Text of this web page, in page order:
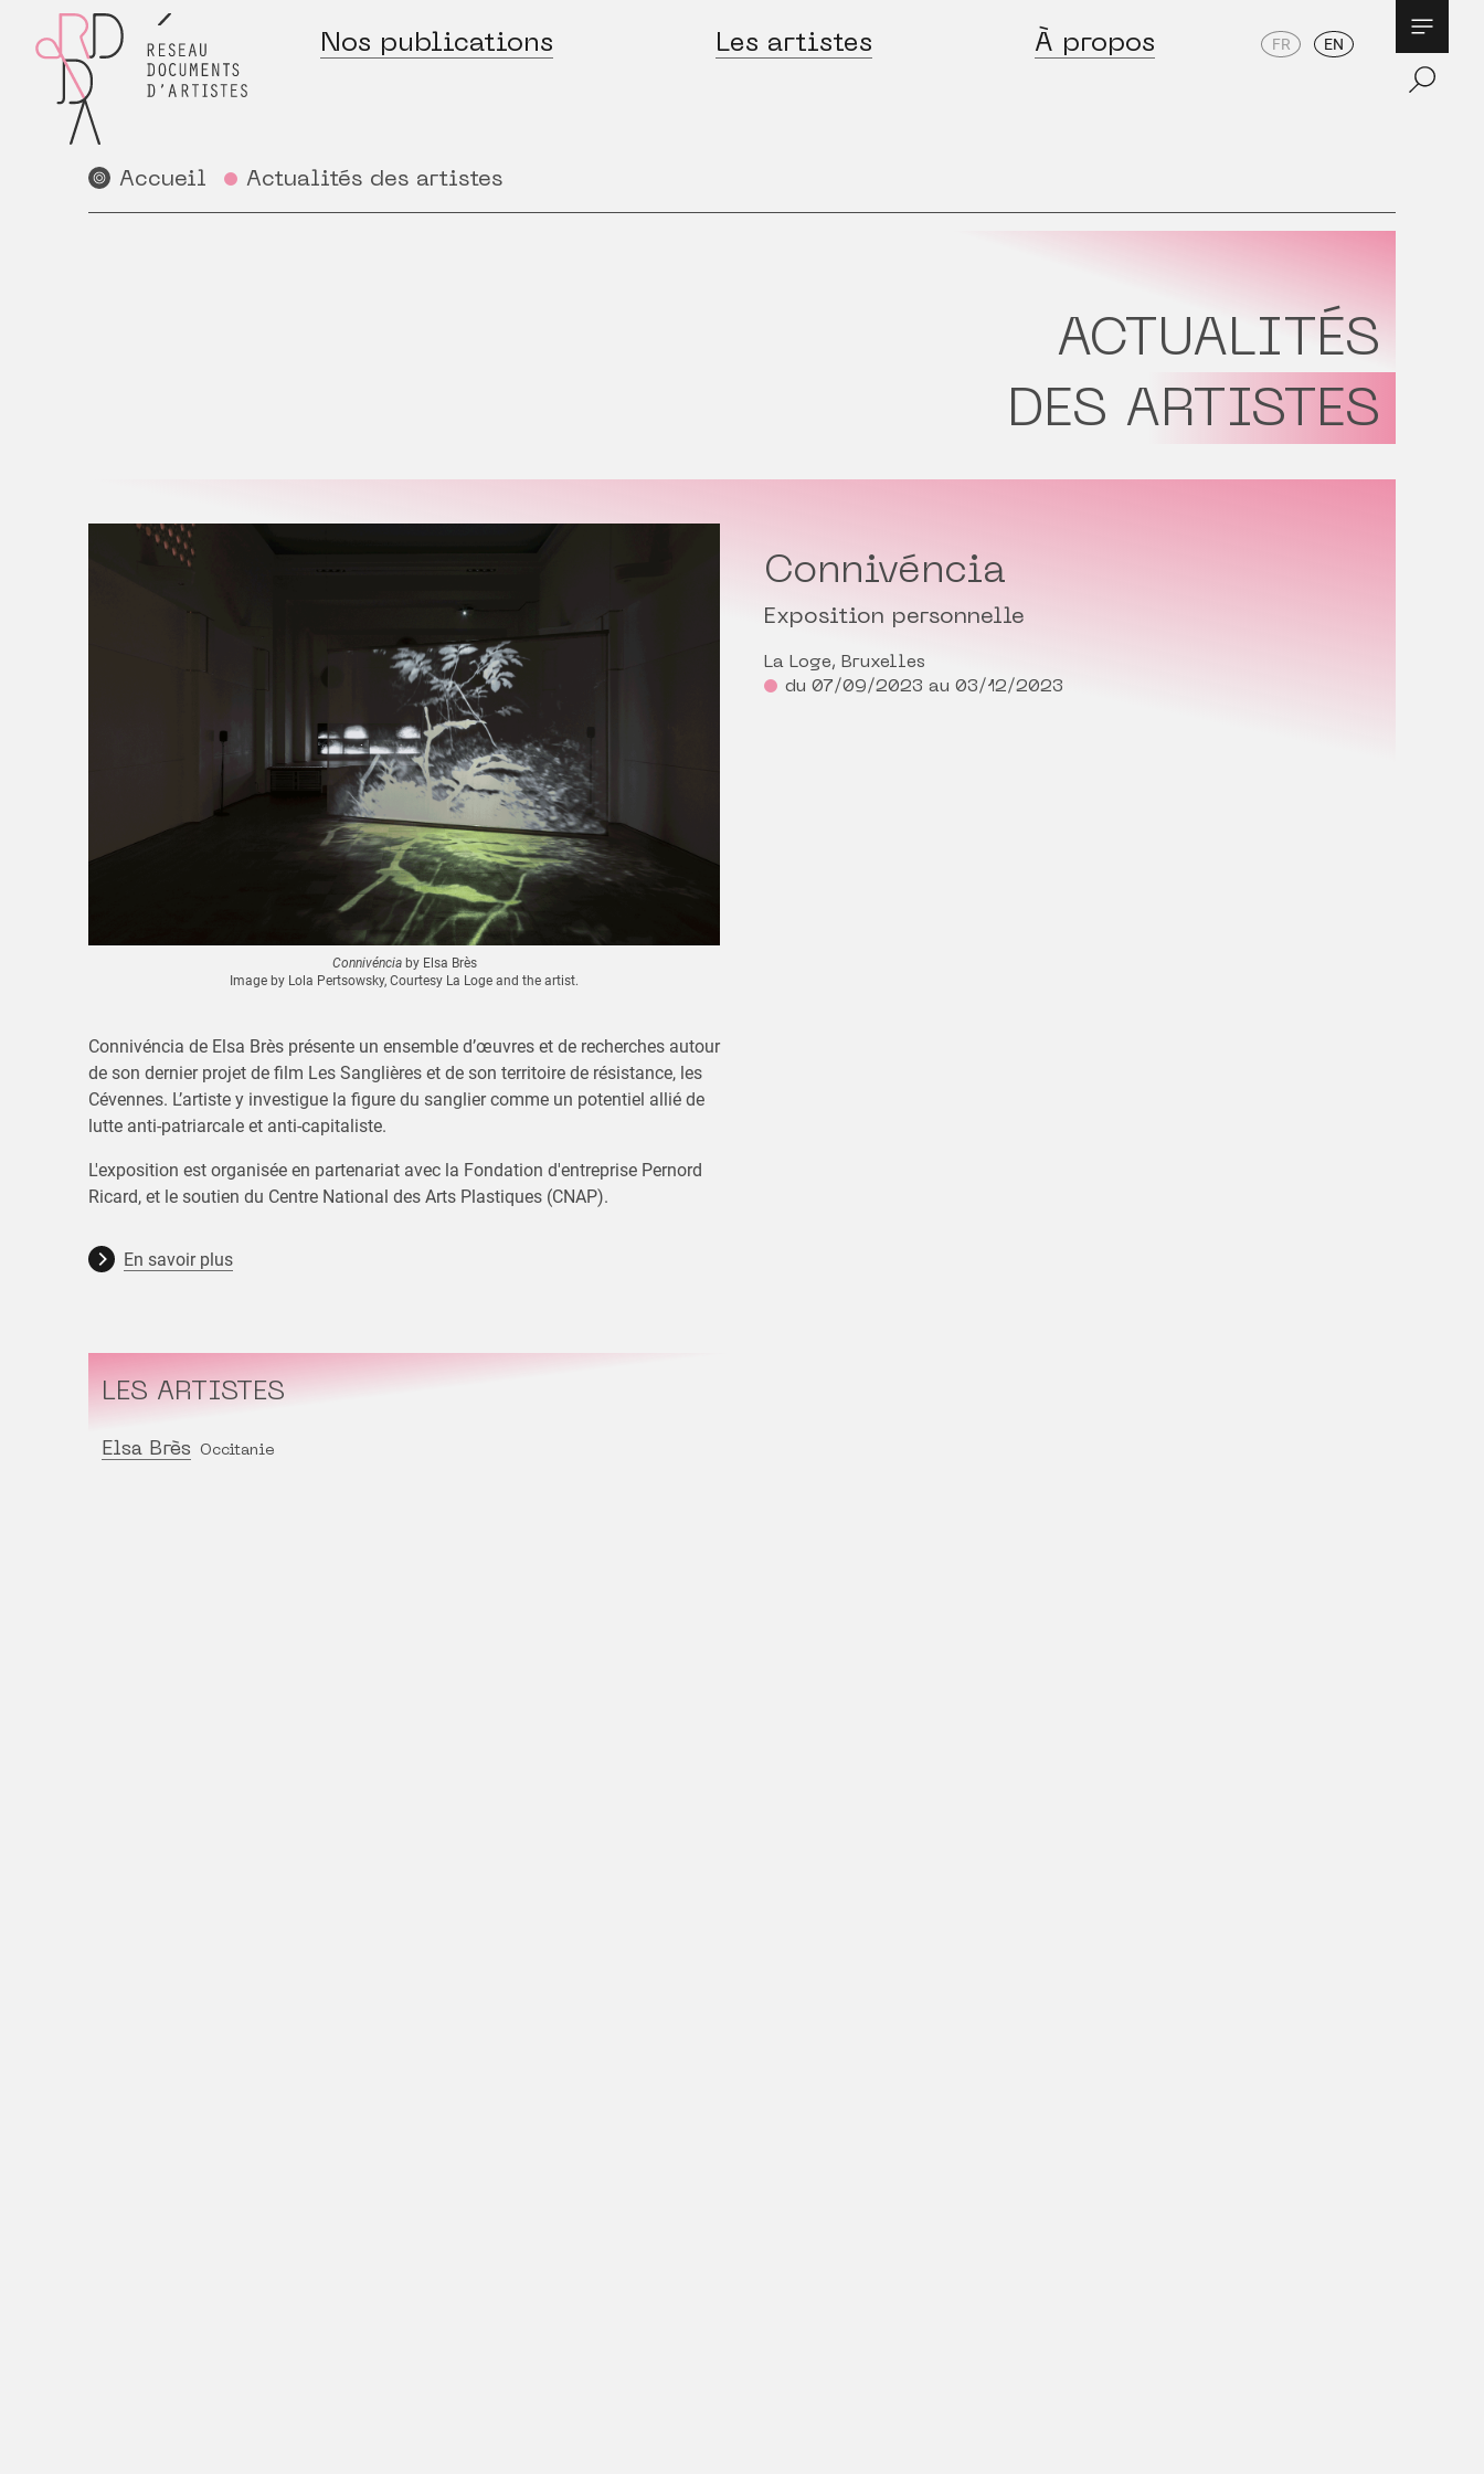
Nos publications Les artistes À propos FR EN
Accueil Actualités des artistes
ACTUALITÉS
DES ARTISTES
Connivénciaby Elsa Brès
Image by Lola Pertsowsky, Courtesy La Loge and the artist.
Connivéncia
Exposition personnelle
La Loge, Bruxelles
du 07/09/2023 au 03/12/2023
Connivéncia de Elsa Brès présente un ensemble d’œuvres et de recherches autour
de son dernier projet de film Les Sanglières et de son territoire de résistance, les
Cévennes. L’artiste y investigue la figure du sanglier comme un potentiel allié de
lutte anti-patriarcale et anti-capitaliste.
L'exposition est organisée en partenariat avec la Fondation d'entreprise Pernord
Ricard, et le soutien du Centre National des Arts Plastiques (CNAP).
En savoir plus
LES ARTISTES
Elsa Brès Occitanie